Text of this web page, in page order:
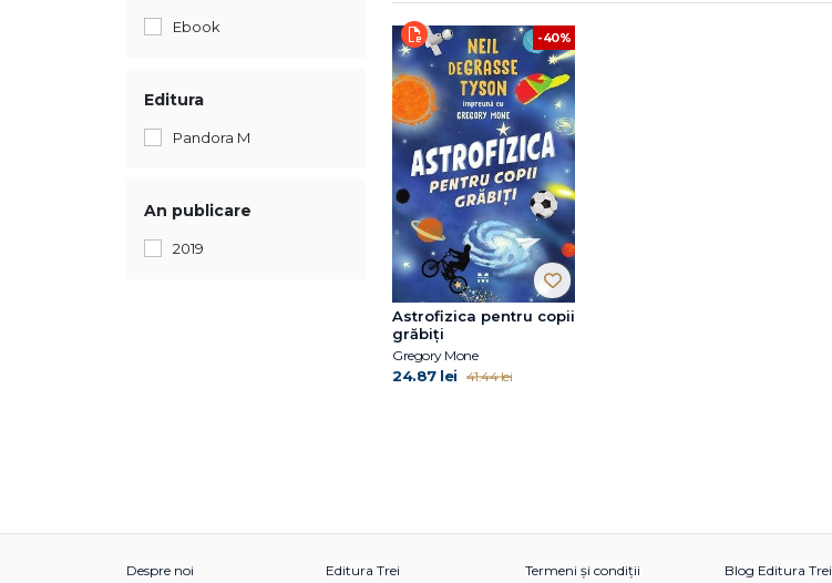
Ebook
Editura
Pandora M
An publicare
2019
-40%
Astrofizica pentru copii
grăbiți
Gregory Mone
24.87 lei 41.44 lei
Despre noi Editura Trei Termeni și condiții Blog Editura Trei